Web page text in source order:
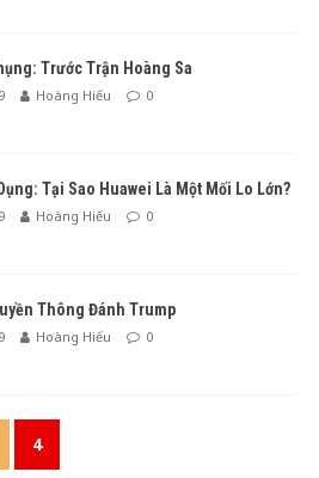
Trước Trận Hoàng Sa
Hoàng Hiếu 0
Tại Sao Huawei Là Một Mối Lo Lớn?
Hoàng Hiếu 0
Thông Đánh Trump
Hoàng Hiếu 0
4